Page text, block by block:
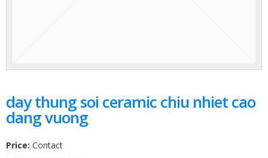
day thung soi ceramic chiu nhiet cao
dang vuong
Price: Contact